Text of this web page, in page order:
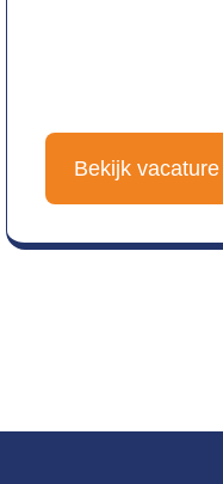
Bekijk vacature